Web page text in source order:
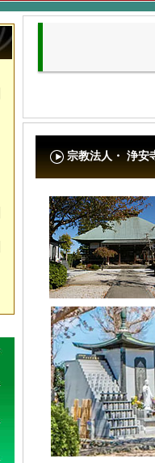
宗教法人・ 浄安